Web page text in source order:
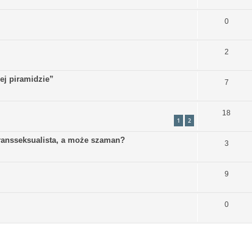
0
2
piramidzie” 7
1 2
18
a może szaman? 3
9
0